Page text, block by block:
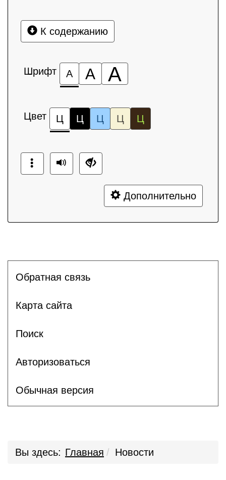
К содержанию
Шрифт А А А
Цвет Ц Ц Ц Ц Ц
Дополнительно
Обратная связь
Карта сайта
Поиск
Авторизоваться
Обычная версия
Вы здесь: Главная Новости